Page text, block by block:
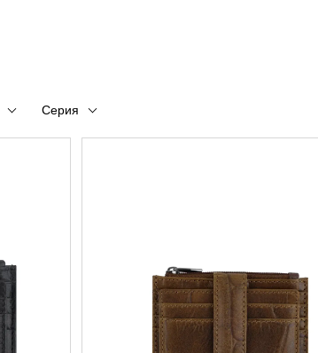
Серия